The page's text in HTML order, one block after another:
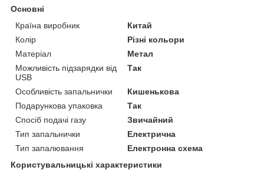
Основні
Країна виробник
Китай
Колір
Різні кольори
Матеріал
Метал
Можливість підзарядки від
USB
Так
Особливість запальнички
Кишенькова
Подарункова упаковка
Так
Спосіб подачі газу
Звичайний
Тип запальнички
Електрична
Тип запалювання
Електронна схема
Користувальницькі характеристики